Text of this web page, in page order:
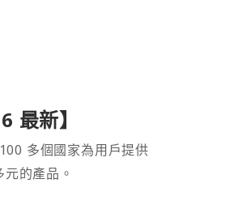
新】
多個國家為用戶提供
的產品。